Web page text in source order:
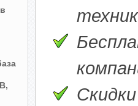
Скидки